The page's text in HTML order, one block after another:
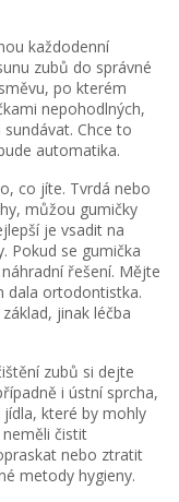
každodenní
zubů do správné
po kterém
nepohodlných,
Chce to
automatika.
co jíte. Tvrdá nebo
můžou gumičky
je vsadit na
Pokud se gumička
řešení. Mějte
dala ortodontistka.
jinak léčba
zubů si dejte
i ústní sprcha,
které by mohly
čistit
nebo ztratit
metody hygieny.